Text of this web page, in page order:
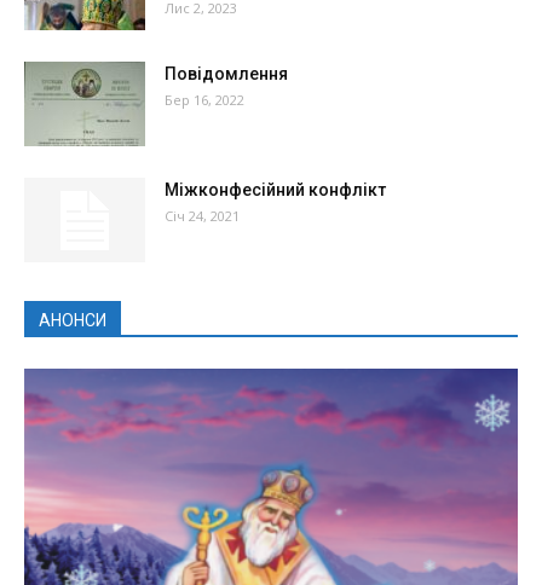
Лис 2, 2023
Повідомлення
Бер 16, 2022
Міжконфесійний конфлікт
Січ 24, 2021
АНОНСИ